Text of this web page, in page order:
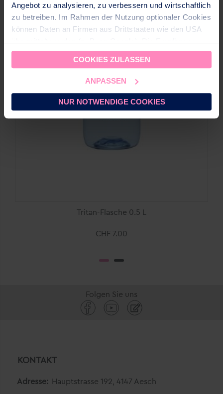
Angebot zu analysieren, zu verbessern und wirtschaftlich
zu betreiben. Im Rahmen der Nutzung optionaler Cookies
können Daten an Firmen aus Drittstaaten wie den USA
übermittelt werden (z. B. an Google). Die Empfänger
dieser Daten sind im CH-US Data Privacy Framework
(DPF) gelistet, dass ein angemessenes
Datenschutzniveau gewährleistet. Für nicht zertifizierte
EU‑Standardvertragsklauseln mit CH‑Ergänzungen) ein.
Sie könnenalle Cookies akzeptierenodernur
jederzeit aufrufen und ändern.
COOKIES ZULASSEN
ANPASSEN
NUR NOTWENDIGE COOKIES
Tritan-Flasche 0.5 L
CHF 7.00
Folgen Sie uns
KONTAKT
Adresse: Hauptstrasse 192, 4147 Aesch